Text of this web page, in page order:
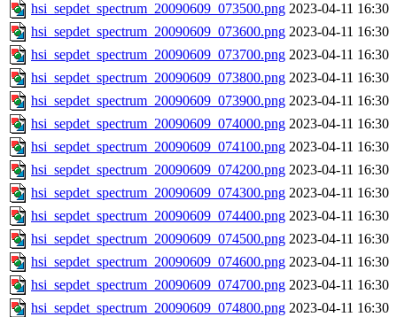
hsi_sepdet_spectrum_20090609_073500.png 2023-04-11 16:30
hsi_sepdet_spectrum_20090609_073600.png 2023-04-11 16:30
hsi_sepdet_spectrum_20090609_073700.png 2023-04-11 16:30
hsi_sepdet_spectrum_20090609_073800.png 2023-04-11 16:30
hsi_sepdet_spectrum_20090609_073900.png 2023-04-11 16:30
hsi_sepdet_spectrum_20090609_074000.png 2023-04-11 16:30
hsi_sepdet_spectrum_20090609_074100.png 2023-04-11 16:30
hsi_sepdet_spectrum_20090609_074200.png 2023-04-11 16:30
hsi_sepdet_spectrum_20090609_074300.png 2023-04-11 16:30
hsi_sepdet_spectrum_20090609_074400.png 2023-04-11 16:30
hsi_sepdet_spectrum_20090609_074500.png 2023-04-11 16:30
hsi_sepdet_spectrum_20090609_074600.png 2023-04-11 16:30
hsi_sepdet_spectrum_20090609_074700.png 2023-04-11 16:30
hsi_sepdet_spectrum_20090609_074800.png 2023-04-11 16:30